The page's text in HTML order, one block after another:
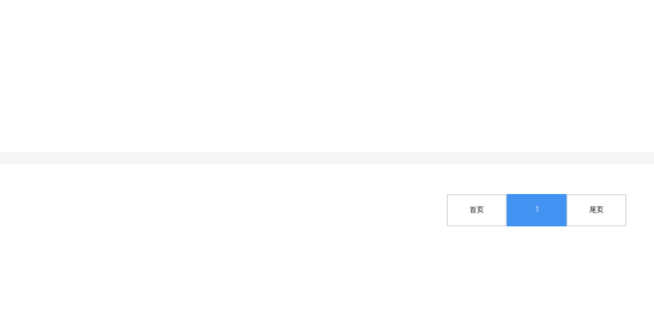
首页 1 尾页